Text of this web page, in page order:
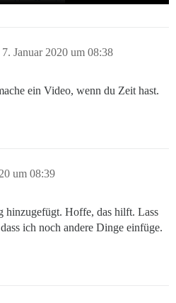
7. Januar 2020 um 08:38
ein Video, wenn du Zeit hast.
um 08:39
hinzugefügt. Hoffe, das hilft. Lass
ich noch andere Dinge einfüge.